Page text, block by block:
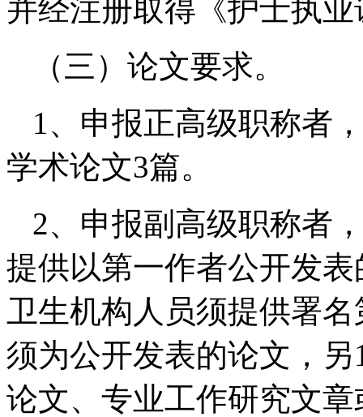
并经注册取得《护士执
（三）论文要求。
1、申报正高级职称者
学术论文3篇。
2、申报副高级职称者
提供以第一作者公开发
卫生机构人员须提供署
须为公开发表的论文，
论文、专业工作研究文